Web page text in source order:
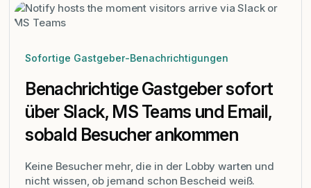
Sofortige Gastgeber-Benachrichtigungen
Benachrichtige Gastgeber sofort
über Slack, MS Teams und Email,
sobald Besucher ankommen
Keine Besucher mehr, die in der Lobby warten und
nicht wissen, ob jemand schon Bescheid weiß.